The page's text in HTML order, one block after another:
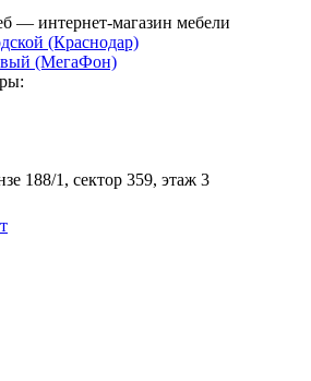
— интернет-магазин мебели
(Краснодар)
(МегаФон)
188/1, сектор 359, этаж 3